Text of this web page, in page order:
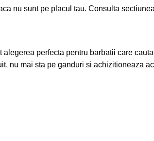
nu sunt pe placul tau. Consulta
perfecta pentru barbatii care
nu mai sta pe ganduri si achizitioneaza